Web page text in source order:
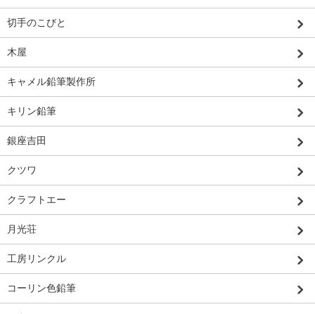
切手のこびと
木屋
キャメル鉛筆製作所
キリン鉛筆
銀座吉田
クツワ
クラフトエー
月光荘
工房リンクル
コーリン色鉛筆